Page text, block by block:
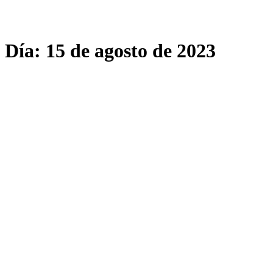
Día: 15 de agosto de 2023